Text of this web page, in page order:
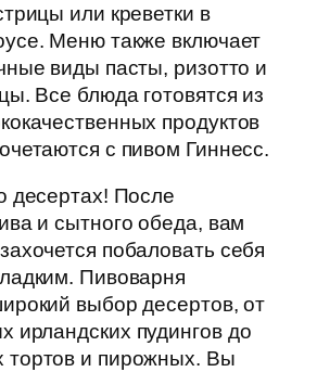
или креветки в
Меню также включает
виды пасты, ризотто и
Все блюда готовятся из
продуктов
с пивом Гиннесс.
десертах! После
и сытного обеда, вам
побаловать себя
Пивоварня
выбор десертов, от
ирландских пудингов до
тортов и пирожных. Вы